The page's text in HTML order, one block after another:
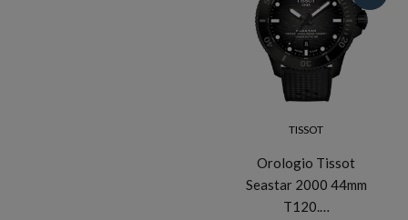
TISSOT
Orologio Tissot
Seastar 2000 44mm
T120.…